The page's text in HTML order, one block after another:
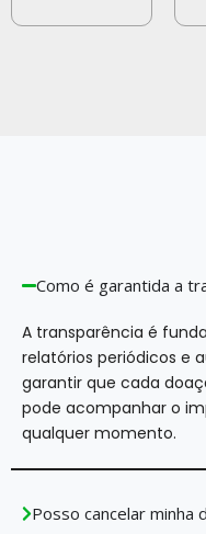
Como é garantida a
A transparência é
relatórios periódicos e
garantir que cada
pode acompanhar o
qualquer momento.
Posso cancelar minha